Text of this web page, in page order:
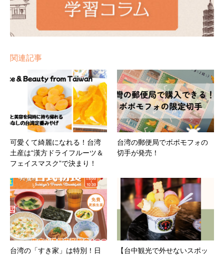
関連記事
可愛くて綺麗になれる！台湾
土産は“漢方ドライフルーツ＆
フェイスマスク”で決まり！
台湾の郵便局でボポモフォの
切手が発売！
台湾の「すき家」は特別！日
【台中観光で外せないスポッ